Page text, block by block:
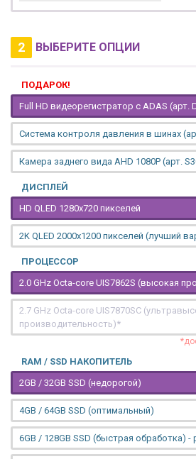
2 ВЫБЕРИТЕ ОПЦИИ
ПОДАРОК!
Full HD видеорегистратор с ADAS (арт.
Система контроля давления в шинах
Камера заднего вида AHD 1080P (арт.
ДИСПЛЕЙ
HD QLED 1280x720 пикселей
2K QLED 2000х1200 пикселей (лучший
ПРОЦЕССОР
2.0 GHz Octa-core UIS7862S (высокая
2.7 GHz Octa-core UIS7870SC
производительность)*
RAM / SSD НАКОПИТЕЛЬ
2GB / 32GB SSD (недорогой)
4GB / 64GB SSD (оптимальный)
6GB / 128GB SSD (быстрая обработка) -